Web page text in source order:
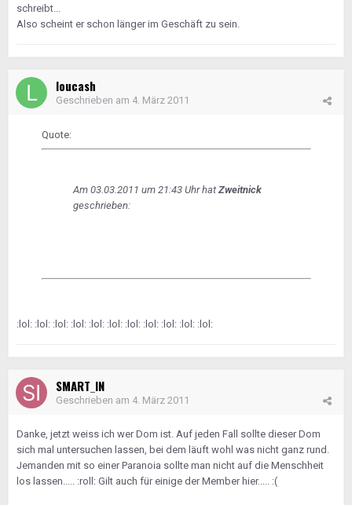
schreibt...
Also scheint er schon länger im Geschäft zu sein.
loucash
Geschrieben am 4. März 2011
Quote:
Am 03.03.2011 um 21:43 Uhr hat Zweitnick
geschrieben:
:lol: :lol: :lol: :lol: :lol: :lol: :lol: :lol: :lol: :lol: :lol:
SMART_IN
Geschrieben am 4. März 2011
Danke, jetzt weiss ich wer Dom ist. Auf jeden Fall sollte dieser Dom
sich mal untersuchen lassen, bei dem läuft wohl was nicht ganz rund.
Jemanden mit so einer Paranoia sollte man nicht auf die Menschheit
los lassen..... :roll: Gilt auch für einige der Member hier..... :(